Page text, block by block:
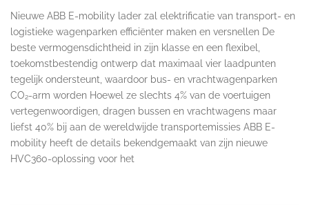
Nieuwe ABB E-mobility lader zal elektrificatie van transport- en
logistieke wagenparken efficiënter maken en versnellen De
beste vermogensdichtheid in zijn klasse en een flexibel,
toekomstbestendig ontwerp dat maximaal vier laadpunten
tegelijk ondersteunt, waardoor bus- en vrachtwagenparken
CO₂-arm worden Hoewel ze slechts 4% van de voertuigen
vertegenwoordigen, dragen bussen en vrachtwagens maar
liefst 40% bij aan de wereldwijde transportemissies ABB E-
mobility heeft de details bekendgemaakt van zijn nieuwe
HVC360-oplossing voor het